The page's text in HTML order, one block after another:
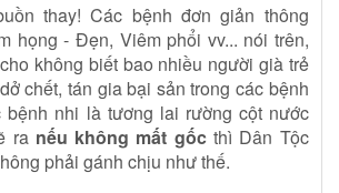
thay! Các bệnh đơn giản thông
họng - Đẹn, Viêm phổi vv... nói trên,
không biết bao nhiều người già trẻ
chết, tán gia bại sản trong các bệnh
bệnh nhi là tương lai rường cột nước
ra nếu không mất gốcthì Dân Tộc
phải gánh chịu như thế.